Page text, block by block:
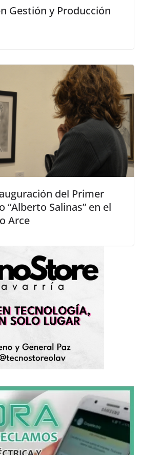
Gestión y Producción
del Primer
“Alberto Salinas” en el
Arce